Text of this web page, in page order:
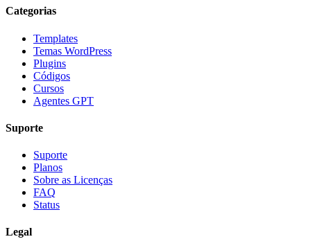
Categorias
Templates
Temas WordPress
Plugins
Códigos
Cursos
Agentes GPT
Suporte
Suporte
Planos
Sobre as Licenças
FAQ
Status
Legal